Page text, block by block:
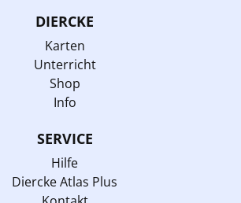
DIERCKE
Karten
Unterricht
Shop
Info
SERVICE
Hilfe
Diercke Atlas Plus